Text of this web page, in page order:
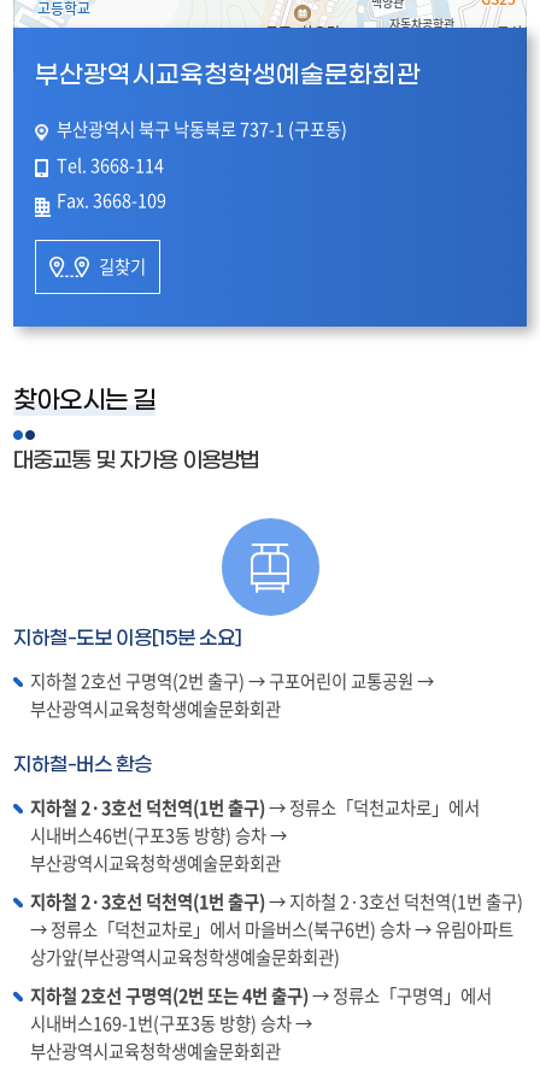
부산광역시교육청학생예술문화회관
부산광역시 북구 낙동북로 737-1 (구포동)
Tel. 3668-114
Fax. 3668-109
길찾기
찾아오시는 길
대중교통 및 자가용 이용방법
지하철-도보 이용[15분 소요]
지하철 2호선 구명역(2번 출구) → 구포어린이 교통공원 →
부산광역시교육청학생예술문화회관
지하철-버스 환승
지하철 2·3호선 덕천역(1번 출구)→ 정류소「덕천교차로」에서
시내버스46번(구포3동 방향) 승차 →
부산광역시교육청학생예술문화회관
지하철 2·3호선 덕천역(1번 출구)→ 지하철 2·3호선 덕천역(1번 출구)
→ 정류소「덕천교차로」에서 마을버스(북구6번) 승차 → 유림아파트
상가앞(부산광역시교육청학생예술문화회관)
지하철 2호선 구명역(2번 또는 4번 출구)→ 정류소「구명역」에서
시내버스169-1번(구포3동 방향) 승차 →
부산광역시교육청학생예술문화회관